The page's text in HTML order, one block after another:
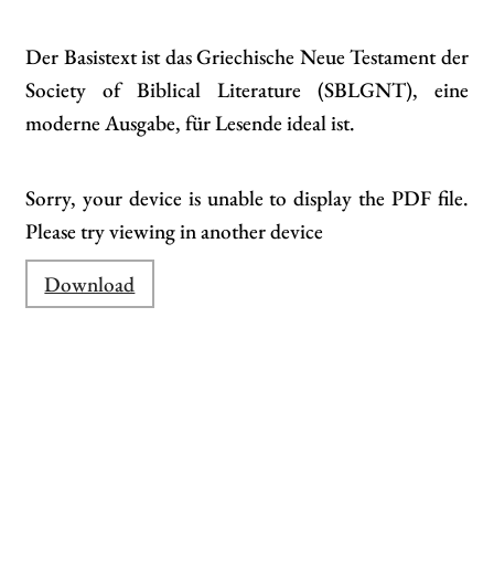
Der Basistext ist das Griechische Neue Testament der
Society of Biblical Literature (SBLGNT), eine
moderne Ausgabe, für Lesende ideal ist.
Sorry, your device is unable to display the PDF file.
Please try viewing in another device
Download